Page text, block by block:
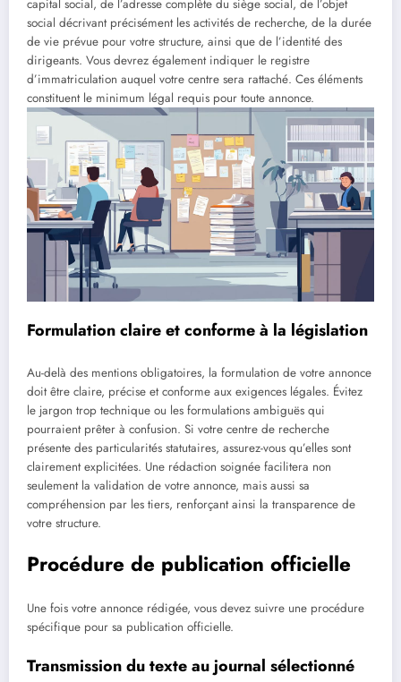
capital social, de l’adresse complète du siège social, de l’objet
social décrivant précisément les activités de recherche, de la durée
de vie prévue pour votre structure, ainsi que de l’identité des
dirigeants. Vous devrez également indiquer le registre
d’immatriculation auquel votre centre sera rattaché. Ces éléments
constituent le minimum légal requis pour toute annonce.
Formulation claire et conforme à la législation
Au-delà des mentions obligatoires, la formulation de votre annonce
doit être claire, précise et conforme aux exigences légales. Évitez
le jargon trop technique ou les formulations ambiguës qui
pourraient prêter à confusion. Si votre centre de recherche
présente des particularités statutaires, assurez-vous qu’elles sont
clairement explicitées. Une rédaction soignée facilitera non
seulement la validation de votre annonce, mais aussi sa
compréhension par les tiers, renforçant ainsi la transparence de
votre structure.
Procédure de publication officielle
Une fois votre annonce rédigée, vous devez suivre une procédure
spécifique pour sa publication officielle.
Transmission du texte au journal sélectionné